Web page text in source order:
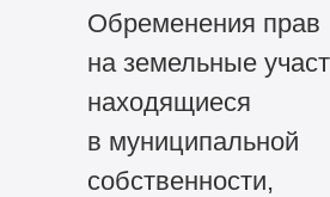
Обременения прав
на земельные
находящиеся
в муниципальной
собственности,